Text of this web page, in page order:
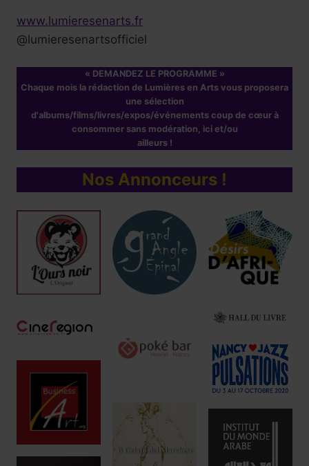
www.lumieresenarts.fr
@lumieresenartsofficiel
« DEMANDEZ LE PROGRAMME »
Chaque mois la rédaction de Lumières en Arts vous proposera
une sélection
d'albums/films/livres/expos/événements coup de cœur à
consommer sans modération, ici et/ou
ailleurs !
Nos Annonceurs !